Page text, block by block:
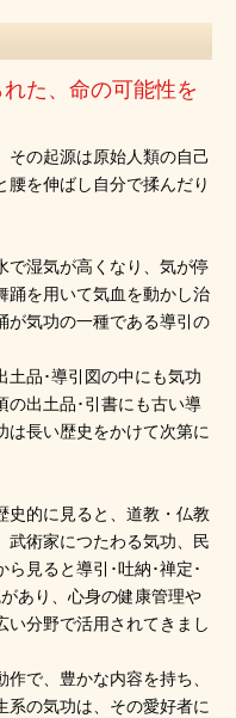
た、命の可能性を
その起源は原始人類の自己
腰を伸ばし自分で揉んだり
で湿気が高くなり、気が停
踊を用いて気血を動かし治
が気功の一種である導引の
土品･導引図の中にも気功
の出土品･引書にも古い導
は長い歴史をかけて次第に
史的に見ると、道教・仏教
武術家につたわる気功、民
見ると導引･吐納･禅定･
あり、心身の健康管理や
い分野で活用されてきまし
で、豊かな内容を持ち、
系の気功は、その愛好者に